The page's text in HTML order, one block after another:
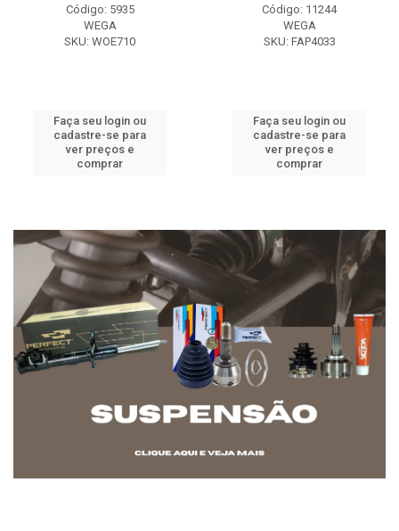
Código: 5935
WEGA
SKU: WOE710
Faça seu login ou
cadastre-se para
ver preços e
comprar
Código: 11244
WEGA
SKU: FAP4033
Faça seu login ou
cadastre-se para
ver preços e
comprar